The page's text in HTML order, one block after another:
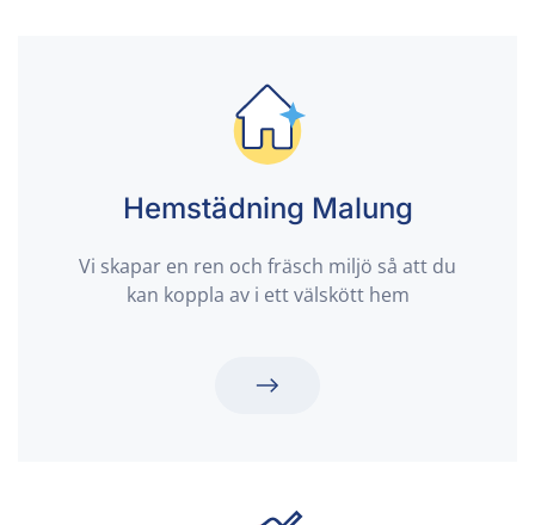
Hemstädning Malung
Vi skapar en ren och fräsch miljö så att du
kan koppla av i ett välskött hem